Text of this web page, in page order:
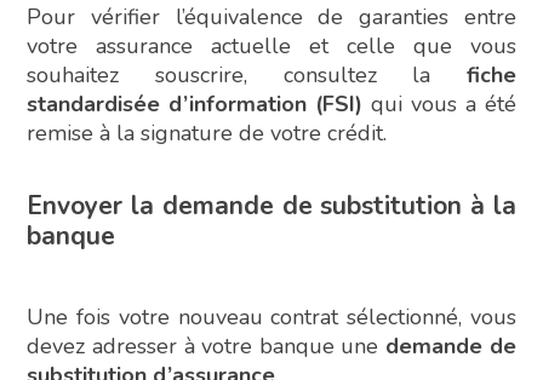
Pour vérifier l’équivalence de garanties entre
votre assurance actuelle et celle que vous
souhaitez souscrire, consultez la fiche
standardisée d’information (FSI) qui vous a été
remise à la signature de votre crédit.
Envoyer la demande de substitution à la
banque
Une fois votre nouveau contrat sélectionné, vous
devez adresser à votre banque une demande de